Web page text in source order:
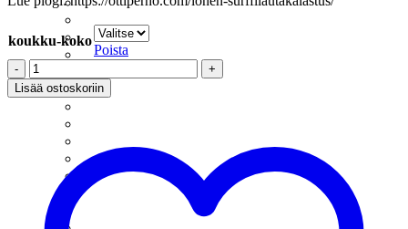
Katkapilkit
Kuulapäänymfit
Minitasurit
Pilkkilarvat
Pilkkileechit
Pillkkikokoelmat
Rautupauli-Tyyliset
koukku-koko
Poista
Foamibomber
-
Queen
Lisää ostoskoriin